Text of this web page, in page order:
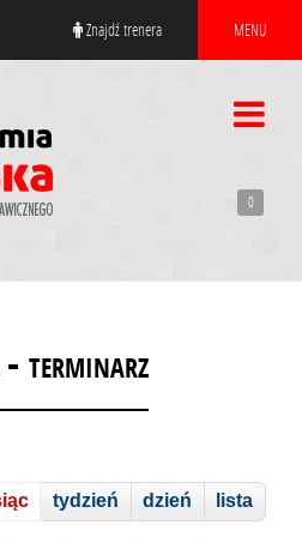
Znajdź trenera MENU
0
- terminarz
tydzień dzień lista